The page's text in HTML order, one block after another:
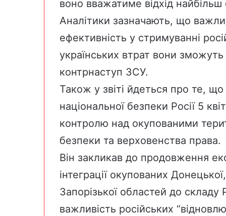
воно вважатиме відхід найбільш
Аналітики зазначають, що
ефективність у стримуванні
українських втрат вони
контрнаступ ЗСУ.
Також у звіті йдеться про те, що
національної безпеки Росії 5
контролю над окупованими
безпеки та верховенства права.
Він закликав до продовження
інтеграції окупованих
Запорізької областей до складу
важливість російських